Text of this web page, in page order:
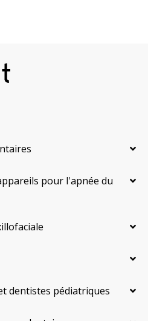
pour l'apnée du
dentistes pédiatriques